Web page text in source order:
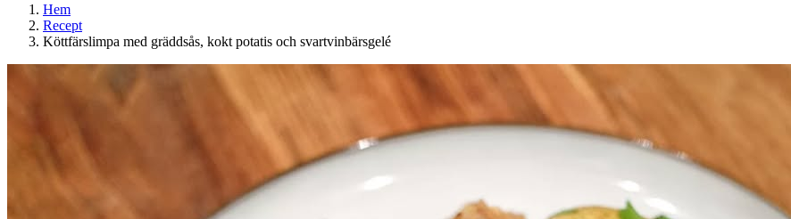
Hem
Recept
Köttfärslimpa med gräddsås, kokt potatis och svartvinbärsgelé